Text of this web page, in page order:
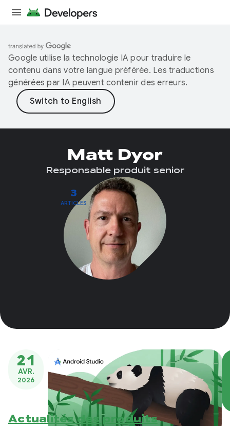
Google utilise la technologie IA pour traduire le
contenu dans votre langue préférée. Les traductions
générées par IA peuvent contenir des erreurs.
3
ARTICLES
Matt Dyor
Responsable produit senior
21
AVR.
2026
Actualités des produits